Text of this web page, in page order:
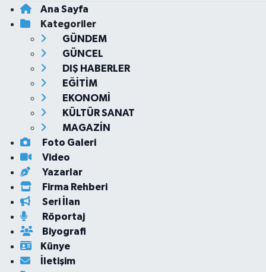
Ana Sayfa
Kategoriler
GÜNDEM
GÜNCEL
DIŞ HABERLER
EĞİTİM
EKONOMİ
KÜLTÜR SANAT
MAGAZİN
Foto Galeri
Video
Yazarlar
Firma Rehberi
Seri İlan
Röportaj
Biyografi
Künye
İletişim